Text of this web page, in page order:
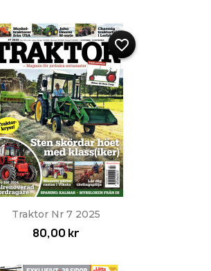
Traktor Nr 7 2025
80,00 kr
favorite_border